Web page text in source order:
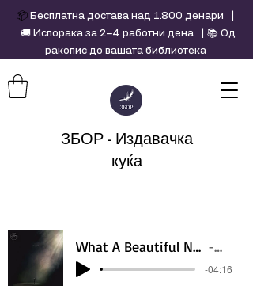
ЗБОР - Издавачка
куќа
What A Beautiful Name - Hillsong - Violin cover by Daniel Jang Artist
-04:16
📦 Бесплатна достава над 1.800 денари |
🚚 Испорака за 2–4 работни дена | 📚 Од
ракопис до вашата библиотека